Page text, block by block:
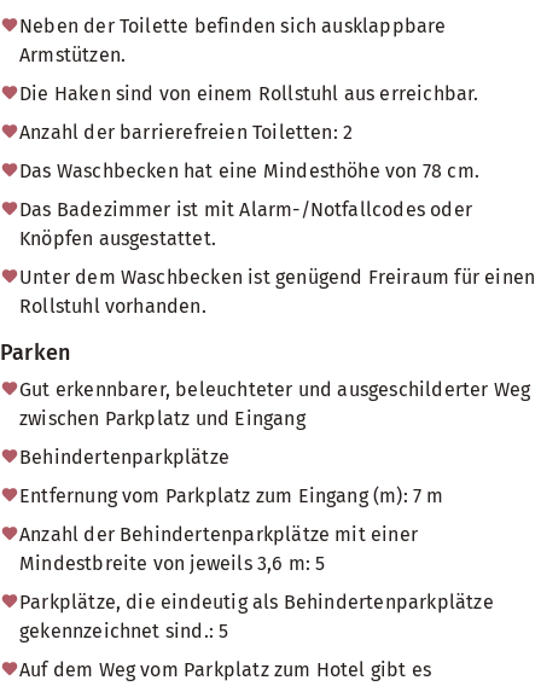
Neben der Toilette befinden sich ausklappbare
Armstützen.
Die Haken sind von einem Rollstuhl aus erreichbar.
Anzahl der barrierefreien Toiletten: 2
Das Waschbecken hat eine Mindesthöhe von 78 cm.
Das Badezimmer ist mit Alarm-/Notfallcodes oder
Knöpfen ausgestattet.
Unter dem Waschbecken ist genügend Freiraum für einen
Rollstuhl vorhanden.
Parken
Gut erkennbarer, beleuchteter und ausgeschilderter Weg
zwischen Parkplatz und Eingang
Behindertenparkplätze
Entfernung vom Parkplatz zum Eingang (m): 7 m
Anzahl der Behindertenparkplätze mit einer
Mindestbreite von jeweils 3,6 m: 5
Parkplätze, die eindeutig als Behindertenparkplätze
gekennzeichnet sind.: 5
Auf dem Weg vom Parkplatz zum Hotel gibt es